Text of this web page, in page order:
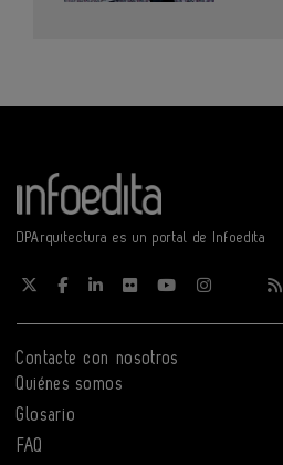
DPArquitectura es un portal de Infoedita
Contacte con nosotros
Quiénes somos
Glosario
FAQ